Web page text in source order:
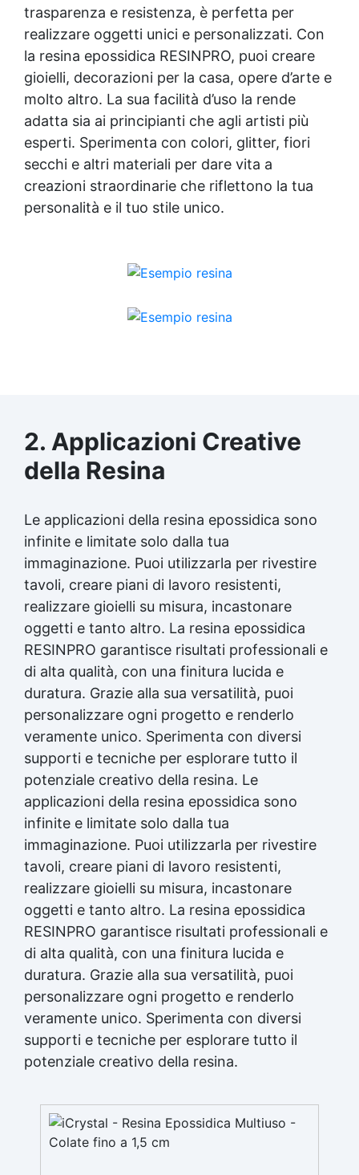
trasparenza e resistenza, è perfetta per
realizzare oggetti unici e personalizzati. Con
la resina epossidica RESINPRO, puoi creare
gioielli, decorazioni per la casa, opere d’arte e
molto altro. La sua facilità d’uso la rende
adatta sia ai principianti che agli artisti più
esperti. Sperimenta con colori, glitter, fiori
secchi e altri materiali per dare vita a
creazioni straordinarie che riflettono la tua
personalità e il tuo stile unico.
2. Applicazioni Creative
della Resina
Le applicazioni della resina epossidica sono
infinite e limitate solo dalla tua
immaginazione. Puoi utilizzarla per rivestire
tavoli, creare piani di lavoro resistenti,
realizzare gioielli su misura, incastonare
oggetti e tanto altro. La resina epossidica
RESINPRO garantisce risultati professionali e
di alta qualità, con una finitura lucida e
duratura. Grazie alla sua versatilità, puoi
personalizzare ogni progetto e renderlo
veramente unico. Sperimenta con diversi
supporti e tecniche per esplorare tutto il
potenziale creativo della resina. Le
applicazioni della resina epossidica sono
infinite e limitate solo dalla tua
immaginazione. Puoi utilizzarla per rivestire
tavoli, creare piani di lavoro resistenti,
realizzare gioielli su misura, incastonare
oggetti e tanto altro. La resina epossidica
RESINPRO garantisce risultati professionali e
di alta qualità, con una finitura lucida e
duratura. Grazie alla sua versatilità, puoi
personalizzare ogni progetto e renderlo
veramente unico. Sperimenta con diversi
supporti e tecniche per esplorare tutto il
potenziale creativo della resina.